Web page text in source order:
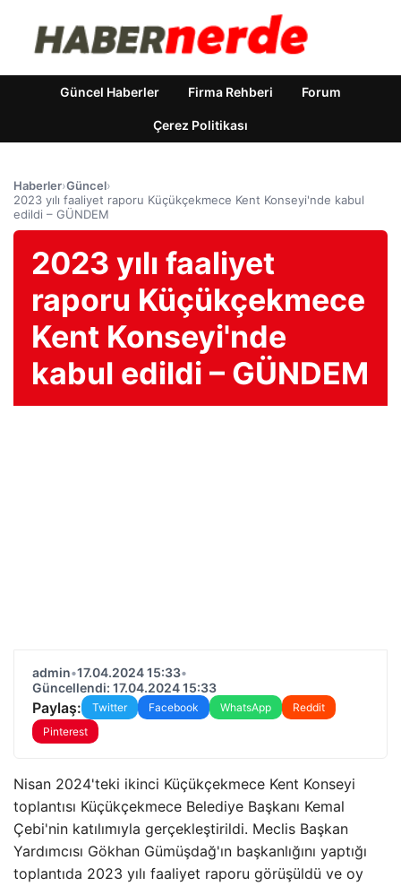
Güncel Haberler Firma Rehberi Forum
Çerez Politikası
Haberler›Güncel›
2023 yılı faaliyet raporu Küçükçekmece Kent Konseyi'nde kabul
edildi – GÜNDEM
2023 yılı faaliyet
raporu Küçükçekmece
Kent Konseyi'nde
kabul edildi – GÜNDEM
admin•17.04.2024 15:33•
Güncellendi: 17.04.2024 15:33
Paylaş: Twitter Facebook WhatsApp
Reddit
Pinterest
Nisan 2024'teki ikinci Küçükçekmece Kent Konseyi
toplantısı Küçükçekmece Belediye Başkanı Kemal
Çebi'nin katılımıyla gerçekleştirildi. Meclis Başkan
Yardımcısı Gökhan Gümüşdağ'ın başkanlığını yaptığı
toplantıda 2023 yılı faaliyet raporu görüşüldü ve oy